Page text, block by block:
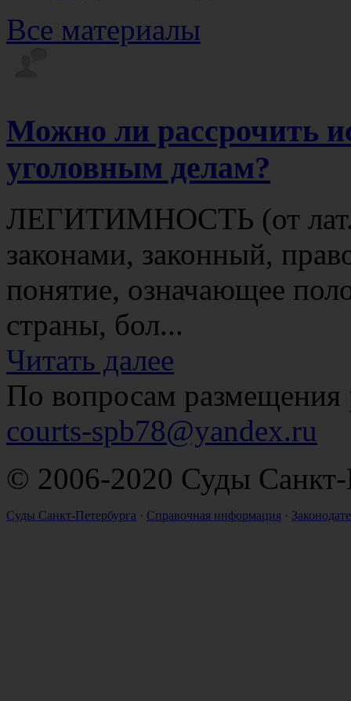
Все материалы
Можно ли рассрочить
уголовным делам?
ЛЕГИТИМНОСТЬ (от лат.
законами, законный,
понятие, означающее
страны, бол...
Читать далее
По вопросам размещения
courts-spb78@yandex.ru
© 2006-2020 Суды Санкт-
Суды Санкт-Петербурга · Справочная информация ·